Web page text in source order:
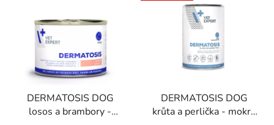
DERMATOSIS DOG
losos a brambory -
DERMATOSIS DOG
krůta a perlička - mokré